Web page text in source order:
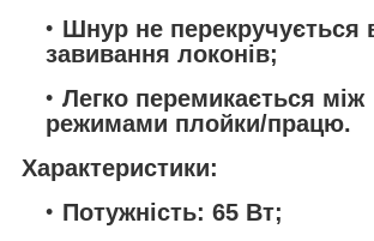
Шнур не перекручується
завивання локонів;
Легко перемикається між
режимами плойки/працю.
Характеристики:
Потужність: 65 Вт;